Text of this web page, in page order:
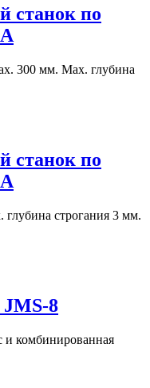
станок по
300 мм. Max. глубина
станок по
строгания 3 мм.
8
и комбинированная